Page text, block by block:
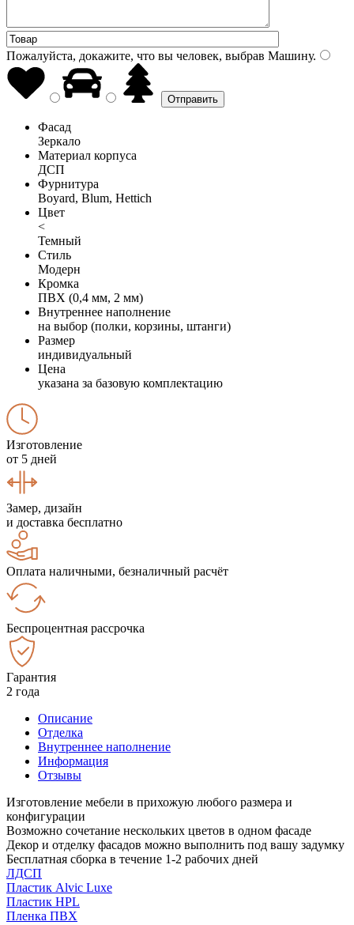
Пожалуйста, докажите, что вы человек, выбрав Машину.
Фасад
Зеркало
Материал корпуса
ДСП
Фурнитура
Boyard, Blum, Hettich
Цвет
<
Темный
Стиль
Модерн
Кромка
ПВХ (0,4 мм, 2 мм)
Внутреннее наполнение
на выбор (полки, корзины, штанги)
Размер
индивидуальный
Цена
указана за базовую комплектацию
Изготовление
от 5 дней
Замер, дизайн
и доставка бесплатно
Оплата наличными, безналичный расчёт
Беспроцентная рассрочка
Гарантия
2 года
Описание
Отделка
Внутреннее наполнение
Информация
Отзывы
Изготовление мебели в прихожую любого размера и
конфигурации
Возможно сочетание нескольких цветов в одном фасаде
Декор и отделку фасадов можно выполнить под вашу задумку
Бесплатная сборка в течение 1-2 рабочих дней
ЛДСП
Пластик Alvic Luxe
Пластик HPL
Пленка ПВХ